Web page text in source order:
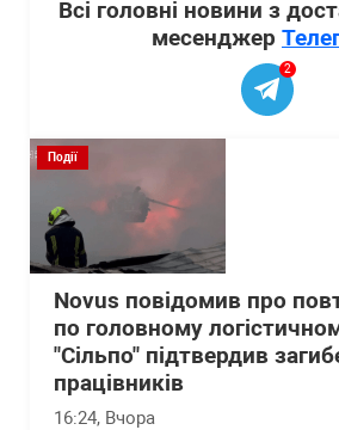
Всі головні новини з
месенджер
2
Події
Novus повідомив про
по головному
"Сільпо" підтвердив
працівників
16:24, Вчора